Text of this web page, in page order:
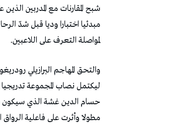
شبح المقارنات مع المدربين
مبدئيا اختبارا وديا قبل شدّ
لمواصلة التعرف على اللاعبين.
والتحق المهاجم البرازيلي
ليكتمل نصاب المجموعة
حسام الدين غشة الذي سيكون
مطولا وأثرت على فاعلية